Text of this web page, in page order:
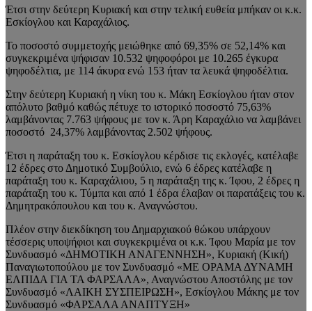
Έτσι στην δεύτερη Κυριακή και στην τελική ευθεία μπήκαν οι κ.κ.
Εσκίογλου και Καραχάλιος.
Το ποσοστό συμμετοχής μειώθηκε από 69,35% σε 52,14% και
συγκεκριμένα ψήφισαν 10.532 ψηφοφόροι με 10.265 έγκυρα
ψηφοδέλτια, με 114 άκυρα ενώ 153 ήταν τα λευκά ψηφοδέλτια.
Στην δεύτερη Κυριακή η νίκη του κ. Μάκη Εσκίογλου ήταν στον
απόλυτο βαθμό καθώς πέτυχε το ιστορικό ποσοστό 75,63%
λαμβάνοντας 7.763 ψήφους με τον κ. Άρη Καραχάλιο να λαμβάνει
ποσοστό 24,37% λαμβάνοντας 2.502 ψήφους.
Έτσι η παράταξη του κ. Εσκίογλου κέρδισε τις εκλογές, κατέλαβε
12 έδρες στο Δημοτικό Συμβούλιο, ενώ 6 έδρες κατέλαβε η
παράταξη του κ. Καραχάλιου, 5 η παράταξη της κ. Ίφου, 2 έδρες η
παράταξη του κ. Τύμπα και από 1 έδρα έλαβαν οι παρατάξεις του κ.
Δημητρακόπουλου και του κ. Αναγνώστου.
Πλέον στην διεκδίκηση του Δημαρχιακού θώκου υπάρχουν
τέσσερις υποψήφιοι και συγκεκριμένα οι κ.κ. Ίφου Μαρία με τον
Συνδυασμό «ΔΗΜΟΤΙΚΗ ΑΝΑΓΕΝΝΗΣΗ», Κυριακή (Κική)
Παναγιωτοπούλου με τον Συνδυασμό «ΜΕ ΟΡΑΜΑ ΔΥΝΑΜΗ
ΕΛΠΙΔΑ ΓΙΑ ΤΑ ΦΑΡΣΑΛΑ», Αναγνώστου Αποστόλης με τον
Συνδυασμό «ΛΑΙΚΗ ΣΥΣΠΕΙΡΩΣΗ», Εσκίογλου Μάκης με τον
Συνδυασμό «ΦΑΡΣΑΛΑ ΑΝΑΠΤΥΞΗ»